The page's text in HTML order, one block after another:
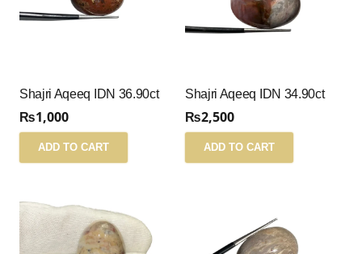
Shajri Aqeeq IDN 36.90ct
₨1,000
ADD TO CART
Shajri Aqeeq IDN 34.90ct
₨2,500
ADD TO CART